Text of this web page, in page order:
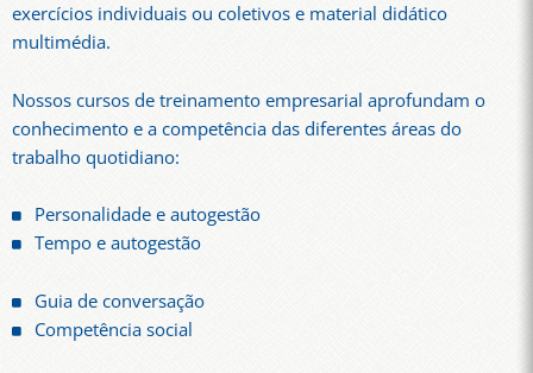
exercícios individuais ou coletivos e material didático
multimédia.
Nossos cursos de treinamento empresarial aprofundam o
conhecimento e a competência das diferentes áreas do
trabalho quotidiano:
Personalidade e autogestão
Tempo e autogestão
Guia de conversação
Competência social